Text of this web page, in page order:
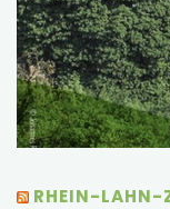
RHEIN-LAHN-